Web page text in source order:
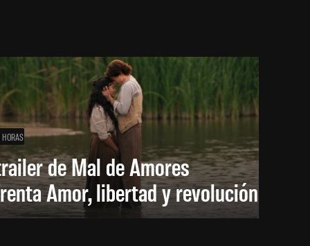
de Mal de Amores
Amor, libertad y revolución